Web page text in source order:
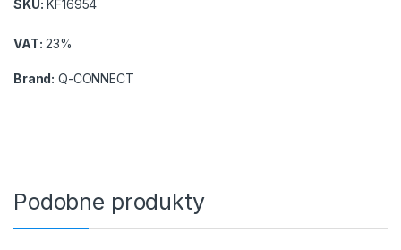
SKU: KF16954
VAT: 23%
Brand: Q-CONNECT
Podobne produkty